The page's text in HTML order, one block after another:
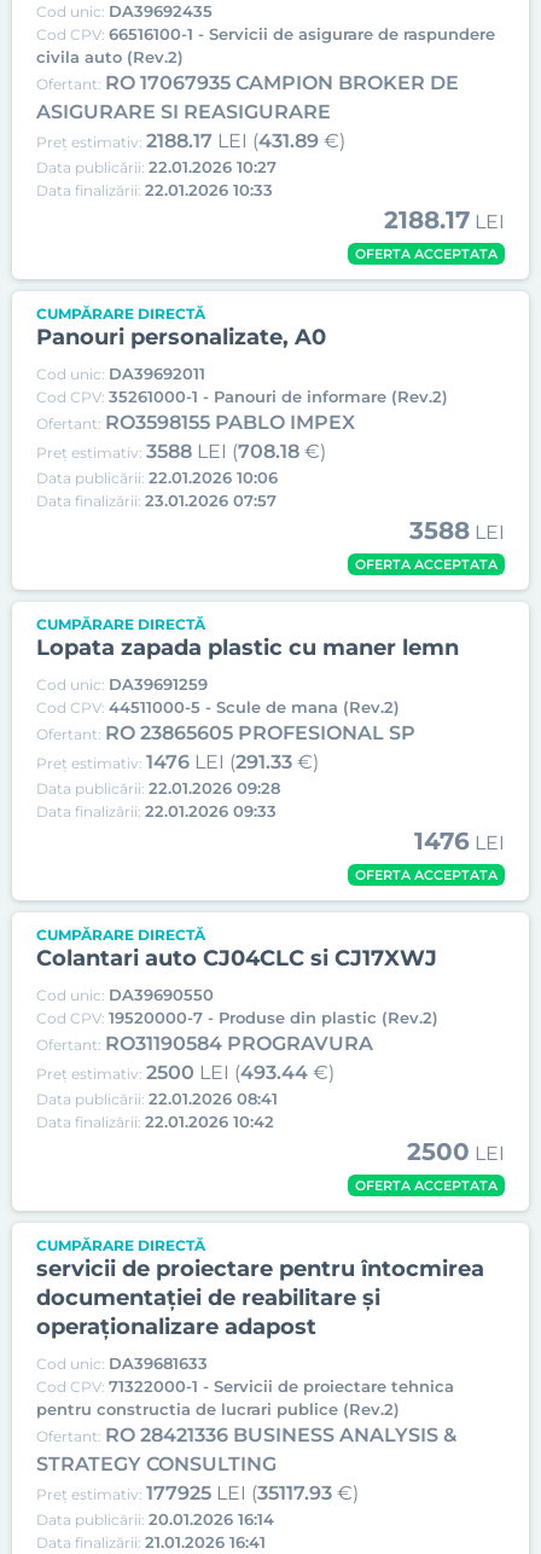
Cod unic: DA39692435
Cod CPV: 66516100-1 - Servicii de asigurare de raspundere
civila auto (Rev.2)
Ofertant: RO 17067935 CAMPION BROKER DE
ASIGURARE SI REASIGURARE
Preț estimativ: 2188.17 LEI (431.89 €)
Data publicării: 22.01.2026 10:27
Data finalizării: 22.01.2026 10:33
2188.17 LEI
OFERTA ACCEPTATA
CUMPĂRARE DIRECTĂ
Panouri personalizate, A0
Cod unic: DA39692011
Cod CPV: 35261000-1 - Panouri de informare (Rev.2)
Ofertant: RO3598155 PABLO IMPEX
Preț estimativ: 3588 LEI (708.18 €)
Data publicării: 22.01.2026 10:06
Data finalizării: 23.01.2026 07:57
3588 LEI
OFERTA ACCEPTATA
CUMPĂRARE DIRECTĂ
Lopata zapada plastic cu maner lemn
Cod unic: DA39691259
Cod CPV: 44511000-5 - Scule de mana (Rev.2)
Ofertant: RO 23865605 PROFESIONAL SP
Preț estimativ: 1476 LEI (291.33 €)
Data publicării: 22.01.2026 09:28
Data finalizării: 22.01.2026 09:33
1476 LEI
OFERTA ACCEPTATA
CUMPĂRARE DIRECTĂ
Colantari auto CJ04CLC si CJ17XWJ
Cod unic: DA39690550
Cod CPV: 19520000-7 - Produse din plastic (Rev.2)
Ofertant: RO31190584 PROGRAVURA
Preț estimativ: 2500 LEI (493.44 €)
Data publicării: 22.01.2026 08:41
Data finalizării: 22.01.2026 10:42
2500 LEI
OFERTA ACCEPTATA
CUMPĂRARE DIRECTĂ
servicii de proiectare pentru întocmirea
documentației de reabilitare și
operaționalizare adapost
Cod unic: DA39681633
Cod CPV: 71322000-1 - Servicii de proiectare tehnica
pentru constructia de lucrari publice (Rev.2)
Ofertant: RO 28421336 BUSINESS ANALYSIS &
STRATEGY CONSULTING
Preț estimativ: 177925 LEI (35117.93 €)
Data publicării: 20.01.2026 16:14
Data finalizării: 21.01.2026 16:41